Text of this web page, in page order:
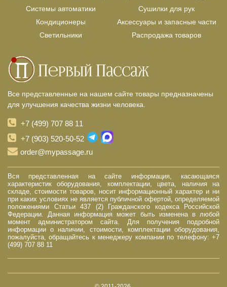
Системы автоматики
Кондиционеры
Светильники
Сушилки для рук
Аксессуары и запасные части
Распродажа товаров
Все представленные на нашем сайте товары предназначены
для улучшения качества жизни человека.
+7 (499) 707 88 11
+7 (903) 520-50-52
order@mypassage.ru
Вся представленная на сайте информация, касающаяся
характеристик оборудования, комплектации, цвета, наличия на
складе, стоимости товаров, носит информационный характер и ни
при каких условиях не является публичной офертой, определяемой
положениями Статьи 437 (2) Гражданского кодекса Российской
Федерации. Данная информация может быть изменена в любой
момент администратором сайта. Для получения подробной
информации о наличии, стоимости, комплектации оборудования,
пожалуйста, обращайтесь к менеджеру компании по телефону: +7
(499) 707 88 11